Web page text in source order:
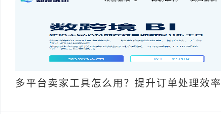
多平台卖家工具怎么用？提升订单处理效